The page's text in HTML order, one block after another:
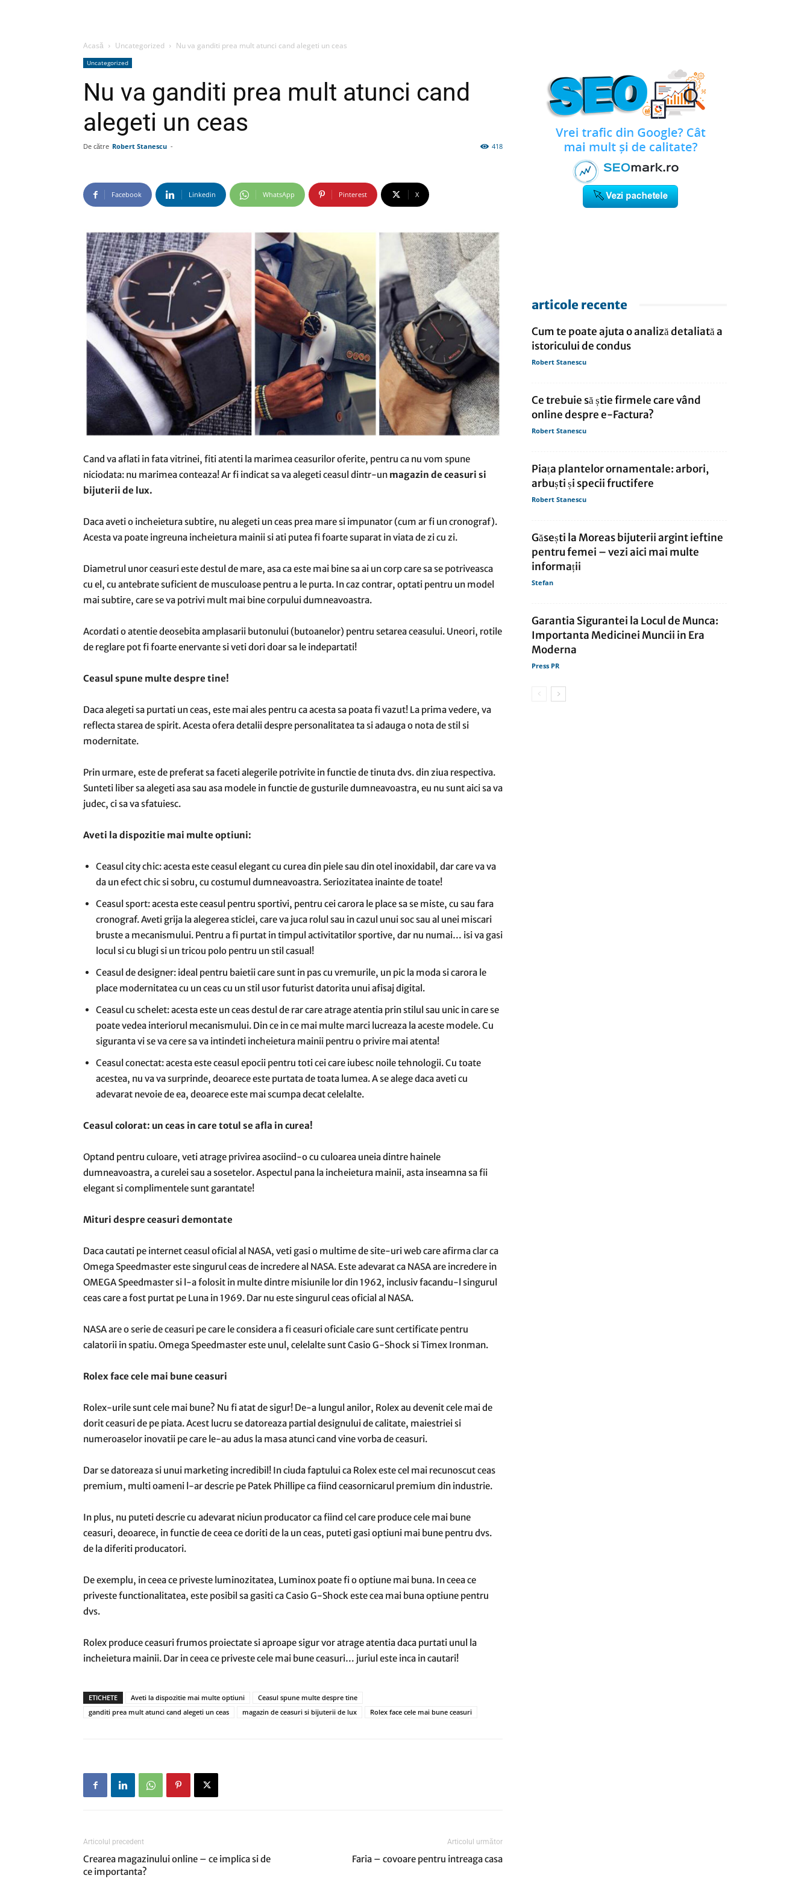
comunicate
presa
Acasă Uncategorized Nu va ganditi prea mult atunci cand alegeti un ceas
Uncategorized
Nu va ganditi prea mult atunci cand
alegeti un ceas
De către Robert Stanescu - 418
Facebook Linkedin WhatsApp Pinterest X
Cand va aflati in fata vitrinei, fiti atenti la marimea ceasurilor oferite, pentru ca nu vom spune
niciodata: nu marimea conteaza! Ar fi indicat sa va alegeti ceasul dintr-un magazin de ceasuri si
bijuterii de lux.
Daca aveti o incheietura subtire, nu alegeti un ceas prea mare si impunator (cum ar fi un cronograf).
Acesta va poate ingreuna incheietura mainii si ati putea fi foarte suparat in viata de zi cu zi.
Diametrul unor ceasuri este destul de mare, asa ca este mai bine sa ai un corp care sa se potriveasca
cu el, cu antebrate suficient de musculoase pentru a le purta. In caz contrar, optati pentru un model
mai subtire, care se va potrivi mult mai bine corpului dumneavoastra.
Acordati o atentie deosebita amplasarii butonului (butoanelor) pentru setarea ceasului. Uneori, rotile
de reglare pot fi foarte enervante si veti dori doar sa le indepartati!
Ceasul spune multe despre tine!
Daca alegeti sa purtati un ceas, este mai ales pentru ca acesta sa poata fi vazut! La prima vedere, va
reflecta starea de spirit. Acesta ofera detalii despre personalitatea ta si adauga o nota de stil si
modernitate.
Prin urmare, este de preferat sa faceti alegerile potrivite in functie de tinuta dvs. din ziua respectiva.
Sunteti liber sa alegeti asa sau asa modele in functie de gusturile dumneavoastra, eu nu sunt aici sa va
judec, ci sa va sfatuiesc.
Aveti la dispozitie mai multe optiuni:
Ceasul city chic: acesta este ceasul elegant cu curea din piele sau din otel inoxidabil, dar care va va
da un efect chic si sobru, cu costumul dumneavoastra. Seriozitatea inainte de toate!
Ceasul sport: acesta este ceasul pentru sportivi, pentru cei carora le place sa se miste, cu sau fara
cronograf. Aveti grija la alegerea sticlei, care va juca rolul sau in cazul unui soc sau al unei miscari
bruste a mecanismului. Pentru a fi purtat in timpul activitatilor sportive, dar nu numai… isi va gasi
locul si cu blugi si un tricou polo pentru un stil casual!
Ceasul de designer: ideal pentru baietii care sunt in pas cu vremurile, un pic la moda si carora le
place modernitatea cu un ceas cu un stil usor futurist datorita unui afisaj digital.
Ceasul cu schelet: acesta este un ceas destul de rar care atrage atentia prin stilul sau unic in care se
poate vedea interiorul mecanismului. Din ce in ce mai multe marci lucreaza la aceste modele. Cu
siguranta vi se va cere sa va intindeti incheietura mainii pentru o privire mai atenta!
Ceasul conectat: acesta este ceasul epocii pentru toti cei care iubesc noile tehnologii. Cu toate
acestea, nu va va surprinde, deoarece este purtata de toata lumea. A se alege daca aveti cu
adevarat nevoie de ea, deoarece este mai scumpa decat celelalte.
Ceasul colorat: un ceas in care totul se afla in curea!
Optand pentru culoare, veti atrage privirea asociind-o cu culoarea uneia dintre hainele
dumneavoastra, a curelei sau a sosetelor. Aspectul pana la incheietura mainii, asta inseamna sa fii
elegant si complimentele sunt garantate!
Mituri despre ceasuri demontate
Daca cautati pe internet ceasul oficial al NASA, veti gasi o multime de site-uri web care afirma clar ca
Omega Speedmaster este singurul ceas de incredere al NASA. Este adevarat ca NASA are incredere in
OMEGA Speedmaster si l-a folosit in multe dintre misiunile lor din 1962, inclusiv facandu-l singurul
ceas care a fost purtat pe Luna in 1969. Dar nu este singurul ceas oficial al NASA.
NASA are o serie de ceasuri pe care le considera a fi ceasuri oficiale care sunt certificate pentru
calatorii in spatiu. Omega Speedmaster este unul, celelalte sunt Casio G-Shock si Timex Ironman.
Rolex face cele mai bune ceasuri
Rolex-urile sunt cele mai bune? Nu fi atat de sigur! De-a lungul anilor, Rolex au devenit cele mai de
dorit ceasuri de pe piata. Acest lucru se datoreaza partial designului de calitate, maiestriei si
numeroaselor inovatii pe care le-au adus la masa atunci cand vine vorba de ceasuri.
Dar se datoreaza si unui marketing incredibil! In ciuda faptului ca Rolex este cel mai recunoscut ceas
premium, multi oameni l-ar descrie pe Patek Phillipe ca fiind ceasornicarul premium din industrie.
In plus, nu puteti descrie cu adevarat niciun producator ca fiind cel care produce cele mai bune
ceasuri, deoarece, in functie de ceea ce doriti de la un ceas, puteti gasi optiuni mai bune pentru dvs.
de la diferiti producatori.
De exemplu, in ceea ce priveste luminozitatea, Luminox poate fi o optiune mai buna. In ceea ce
priveste functionalitatea, este posibil sa gasiti ca Casio G-Shock este cea mai buna optiune pentru
dvs.
Rolex produce ceasuri frumos proiectate si aproape sigur vor atrage atentia daca purtati unul la
incheietura mainii. Dar in ceea ce priveste cele mai bune ceasuri… juriul este inca in cautari!
ETICHETE Aveti la dispozitie mai multe optiuni
Ceasul spune multe despre tine
ganditi prea mult atunci cand alegeti un ceas
magazin de ceasuri si bijuterii de lux Rolex face cele mai bune ceasuri
Articolul precedent
Crearea magazinului online – ce implica si de
ce importanta?
Articolul următor
Faria – covoare pentru intreaga casa
articole recente
Cum te poate ajuta o analiză detaliată a
istoricului de condus
Robert Stanescu
Ce trebuie să știe firmele care vând
online despre e-Factura?
Robert Stanescu
Piața plantelor ornamentale: arbori,
arbuști și specii fructifere
Robert Stanescu
Găsești la Moreas bijuterii argint ieftine
pentru femei – vezi aici mai multe
informații
Stefan
Garantia Sigurantei la Locul de Munca:
Importanta Medicinei Muncii in Era
Moderna
Press PR